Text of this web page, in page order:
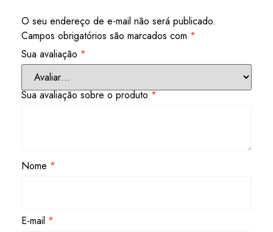
O seu endereço de e-mail não será publicado.
Campos obrigatórios são marcados com *
Sua avaliação *
Sua avaliação sobre o produto*
Nome *
E-mail *